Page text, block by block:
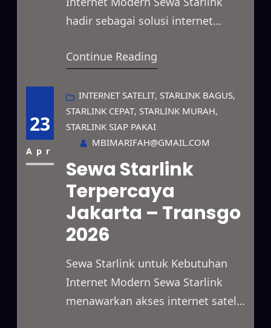
hadir sebagai solusi internet
cepat dan stabil untuk berbagai
digunakan untuk mendukung
aktivitas bisnis, pekerjaan
lapangan, penyelenggaraan acara,
maupun kebutuhan internet
pribadi melalui pilihan paket sewa
yang fleksibel. Selain itu, Starlink
mampu menjangkau daerah
terpencil, lokasi dengan kualitas
sinyal…
Continue Reading
23
Apr
INTERNET SATELIT, STARLINK BAGUS
STARLINK CEPAT, STARLINK MURAH
STARLINK SIAP PAKAI
MBIMARIFAH@GMAIL.COM
Sewa Starlink
Terpercaya
Jakarta – Transgo
2026
Sewa Starlink untuk Kebutuhan
Internet Modern Sewa Starlink
menawarkan akses internet satelit